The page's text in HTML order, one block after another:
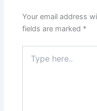
Your email address
fields are marked *
here..